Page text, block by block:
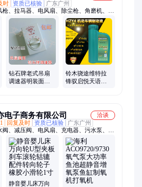
时 资质已核验
广东广州
、拉马器、电风扇、除尘枪、角磨机、电
笔、变频器、拉出器、粘接筒、焊接枪、密
枪、线轴承、调节阀、仪表阀、黄油枪、吹
圈、打磨机、气动剪、调压阀
钻石牌老式吊扇
调速器明装面板5
铃木骁途维特拉
锋驭启悦天语雨
电子商务有限公司
洽谈
回复及时 资质已核验
广东广州
阀、减压阀、电风扇、充电器、污水泵、吸
管、防爆灯、清水泵、橡胶管、搬运车、减
门、截止阀、小推车、抽水机、洗车机、电
箱、数显表、安全阀、探照灯
静音婴儿床万向